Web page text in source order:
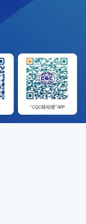
“CQC移动签”APP